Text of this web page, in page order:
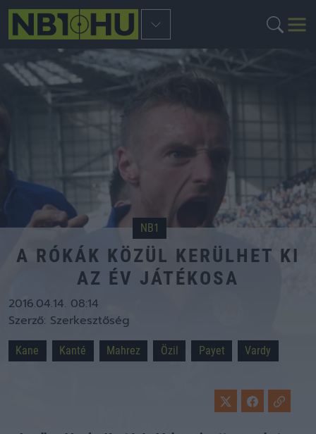
NB1
A RÓKÁK KÖZÜL KERÜLHET KI
AZ ÉV JÁTÉKOSA
2016.04.14. 08:14
Szerző: Szerkesztőség
Kane Kanté Mahrez Özil Payet Vardy